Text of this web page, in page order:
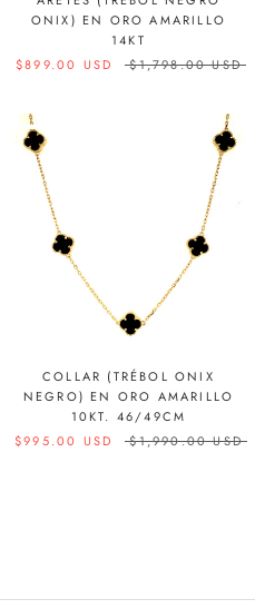
ONIX) EN ORO AMARILLO
14KT
$899.00 USD
$1,798.00 USD
COLLAR (TRÉBOL ONIX
NEGRO) EN ORO AMARILLO
10KT. 46/49CM
$995.00 USD
$1,990.00 USD